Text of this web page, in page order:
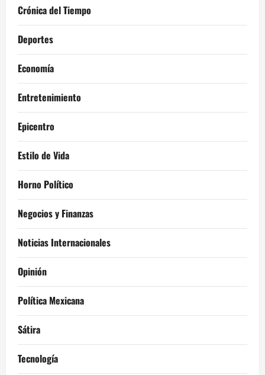
Crónica del Tiempo
Deportes
Economía
Entretenimiento
Epicentro
Estilo de Vida
Horno Político
Negocios y Finanzas
Noticias Internacionales
Opinión
Política Mexicana
Sátira
Tecnología